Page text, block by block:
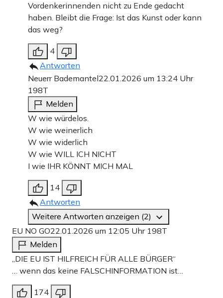
Vordenkerinnenden nicht zu Ende gedacht
haben. Bleibt die Frage: Ist das Kunst oder kann
das weg?
4
Antworten
Neuerr Bademantel22.01.2026 um 13:24 Uhr
198T
Melden
W wie würdelos.
W wie weinerlich
W wie widerlich
W wie WILL ICH NICHT
I wie IHR KÖNNT MICH MAL
14
Antworten
Weitere Antworten anzeigen (2)
EU NO GO22.01.2026 um 12:05 Uhr 198T
Melden
„DIE EU IST HILFREICH FÜR ALLE BÜRGER“
… wenn das keine FALSCHINFORMATION ist…
174